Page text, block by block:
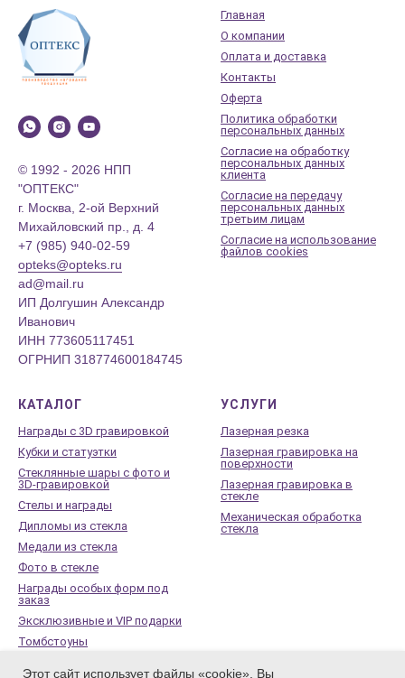
© 1992 - 2026 НПП
"ОПТЕКС"
г. Москва, 2-ой Верхний
Михайловский пр., д. 4
+7 (985) 940-02-59
opteks@opteks.ru
ad@mail.ru
ИП Долгушин Александр
Иванович
ИНН 773605117451
ОГРНИП 318774600184745
Главная
О компании
Оплата и доставка
Контакты
Оферта
Политика обработки
персональных данных
Согласие на обработку
персональных данных
клиента
Согласие на передачу
персональных данных
третьим лицам
Согласие на использование
файлов cookies
КАТАЛОГ
Награды с 3D гравировкой
Кубки и статуэтки
Стеклянные шары с фото и
3D-гравировкой
Стелы и награды
Дипломы из стекла
Медали из стекла
Фото в стекле
Награды особых форм под
заказ
Эксклюзивные и VIP подарки
Томбстоуны
УСЛУГИ
Лазерная резка
Лазерная гравировка на
поверхности
Лазерная гравировка в
стекле
Механическая обработка
стекла
Этот сайт использует файлы «cookie». Вы